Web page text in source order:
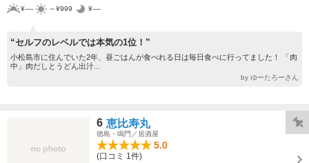
¥---- ～¥999 ¥----
“セルフのレベルでは本気の1位！”
小松島市に住んでいた2年、昼ごはんが食べれる日は毎日食べに行ってました！ 「肉
中」肉だしとうどん出汁...
by ゆーたろーさん
6 恵比寿丸
徳島・鳴門／居酒屋
5.0
(口コミ 1件)